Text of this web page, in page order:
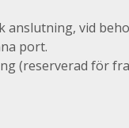
anslutning, vid
port.
(reserverad för